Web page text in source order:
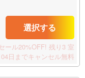
選択する
ール20%OFF! 残り3 室
日までキャンセル無料